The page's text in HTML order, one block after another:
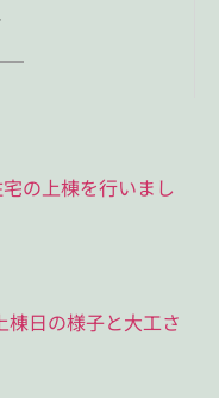
の上棟を行いまし
日の様子と大工さ